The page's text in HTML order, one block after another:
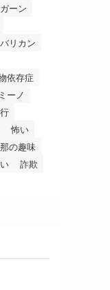
ガーン
バリカン
依存症
ミーノ
怖い
の趣味
詐欺